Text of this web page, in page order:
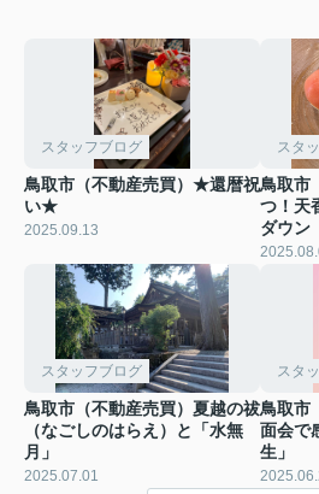
スタッフブログ
鳥取市（不動産売買）★還暦祝
い★
2025.09.13
スタ
鳥取市
つ！天
ダウン
スタッフブログ
鳥取市（不動産売買）夏越の祓
（なごしのはらえ）と「水無
月」
2025.07.01
スタ
鳥取市
面会で
生」